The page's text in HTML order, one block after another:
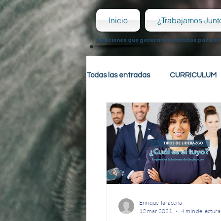
Inicio ¿Trabajamos
Soluciones que generan resultados para
Todas las entradas CURRICULUM
ENTREVISTA KEYWORDS
COVER LETTER
Enrique Taracena
12 mar 2021
4 min de lectura